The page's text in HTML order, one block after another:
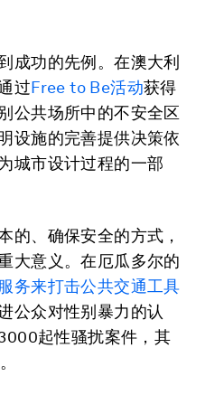
成功的先例。在澳大利
过Free to Be活动获得
公共场所中的不安全区
设施的完善提供决策依
城市设计过程的一部
的、确保安全的方式，
大意义。在厄瓜多尔的
务来打击公共交通工具
公众对性别暴力的认
起性骚扰案件，其